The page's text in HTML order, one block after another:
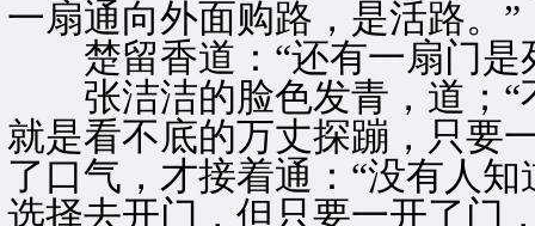
一扇通向外面购路，是活路。”
楚留香道：“还有一扇门是
张洁洁的脸色发青，道；“
就是看不底的万丈探蹦，只要
了口气，才接着通：“没有人
选择去开门，但只要一开了门